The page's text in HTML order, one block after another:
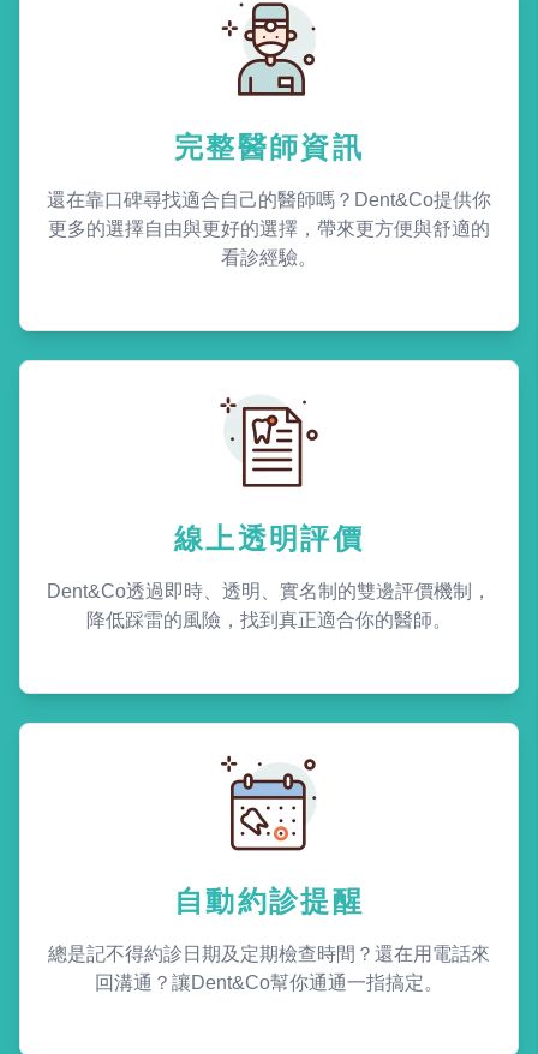
完整醫師資訊
還在靠口碑尋找適合自己的醫師嗎？Dent&Co提供你
更多的選擇自由與更好的選擇，帶來更方便與舒適的
看診經驗。
線上透明評價
Dent&Co透過即時、透明、實名制的雙邊評價機制，
降低踩雷的風險，找到真正適合你的醫師。
自動約診提醒
總是記不得約診日期及定期檢查時間？還在用電話來
回溝通？讓Dent&Co幫你通通一指搞定。